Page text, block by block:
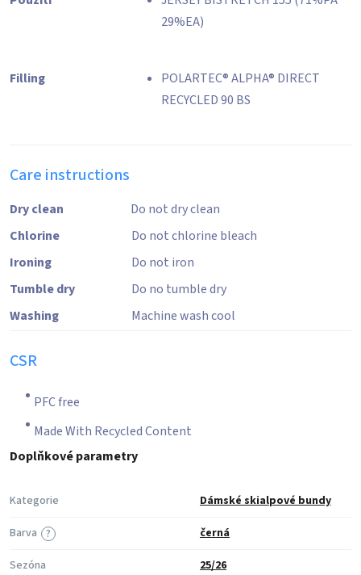
29%EA)
Filling
POLARTEC® ALPHA® DIRECT
RECYCLED 90 BS
Care instructions
Dry clean
Do not dry clean
Chlorine
Do not chlorine bleach
Ironing
Do not iron
Tumble dry
Do no tumble dry
Washing
Machine wash cool
CSR
PFC free
Made With Recycled Content
Doplňkové parametry
Kategorie Dámské skialpové bundy
?
Barva
černá
Sezóna
25/26